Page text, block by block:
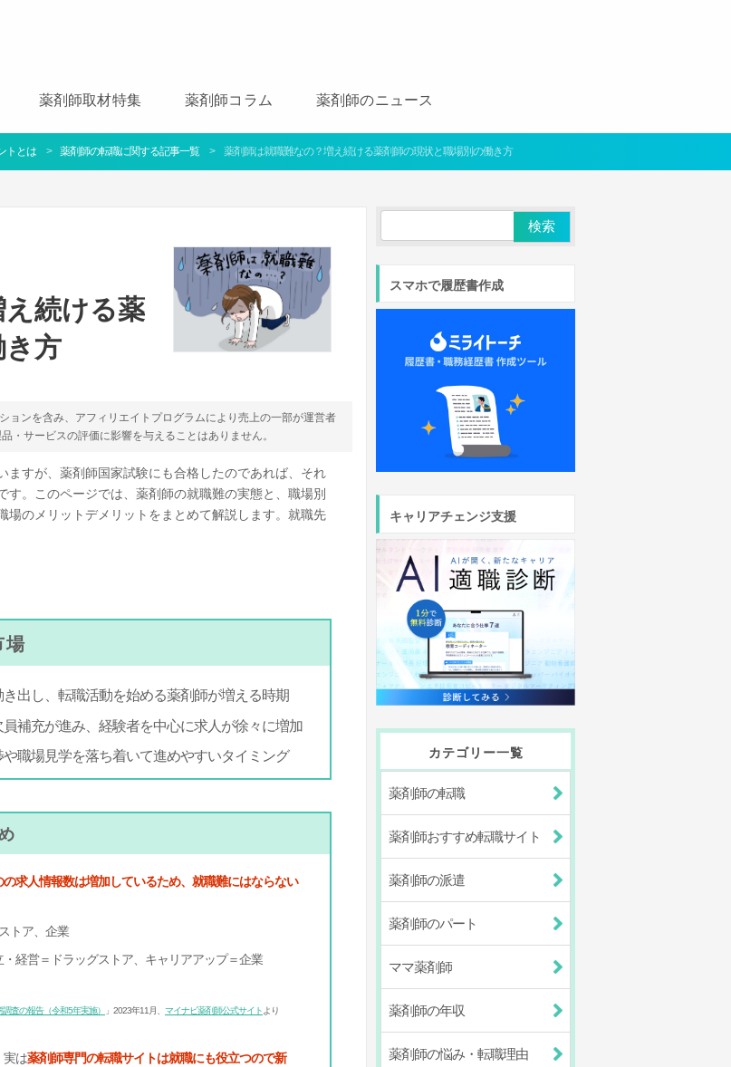
薬剤師取材特集 薬剤師コラム 薬剤師のニュース
トとは 薬剤師の転職に関する記事一覧 薬剤師は就職難なの？増え続ける薬剤師の現状と職場別の働き方
続ける薬
き方
ンを含み、アフィリエイトプログラムにより売上の一部が運営者
・サービスの評価に影響を与えることはありません。
ますが、薬剤師国家試験にも合格したのであれば、それ
。このページでは、薬剤師の就職難の実態と、職場別
のメリットデメリットをまとめて解説します。就職先
場
出し、転職活動を始める薬剤師が増える時期
補充が進み、経験者を中心に求人が徐々に増加
職場見学を落ち着いて進めやすいタイミング
求人情報数は増加しているため、就職難にはならない
トア、企業
経営＝ドラッグストア、キャリアアップ＝企業
査の報告（令和5年実施） 」2023年11月、 マイナビ薬剤師公式サイト より
実は薬剤師専門の転職サイトは就職にも役立つので新
スマホで履歴書作成
キャリアチェンジ支援
カテゴリー一覧
薬剤師の転職
薬剤師おすすめ転職サイト
薬剤師の派遣
薬剤師のパート
ママ薬剤師
薬剤師の年収
薬剤師の悩み・転職理由